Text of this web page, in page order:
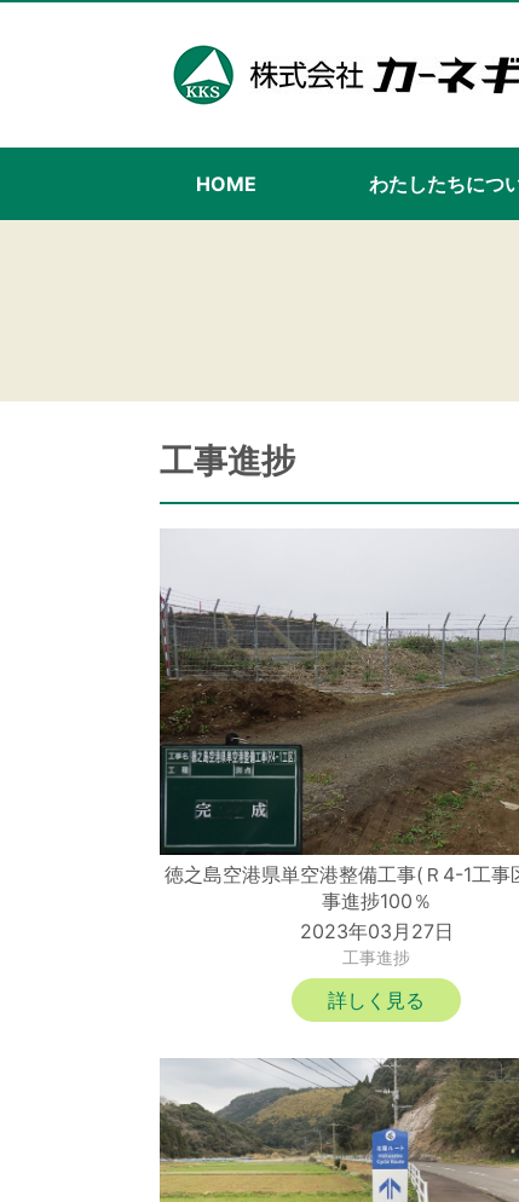
HOME わたしたちにつ
工事進捗
徳之島空港県単空港整備工事(Ｒ4-1工事
事進捗100％
2023年03月27日
工事進捗
詳しく見る